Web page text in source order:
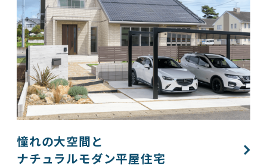
憧れの大空間と
ナチュラルモダン平屋住宅​